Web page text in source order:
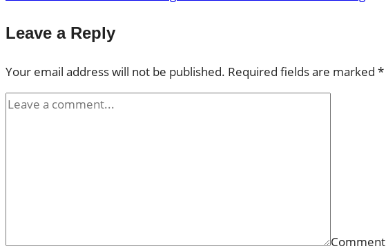
Leave a Reply
Your email address will not be published. Required fields are marked *
Comment